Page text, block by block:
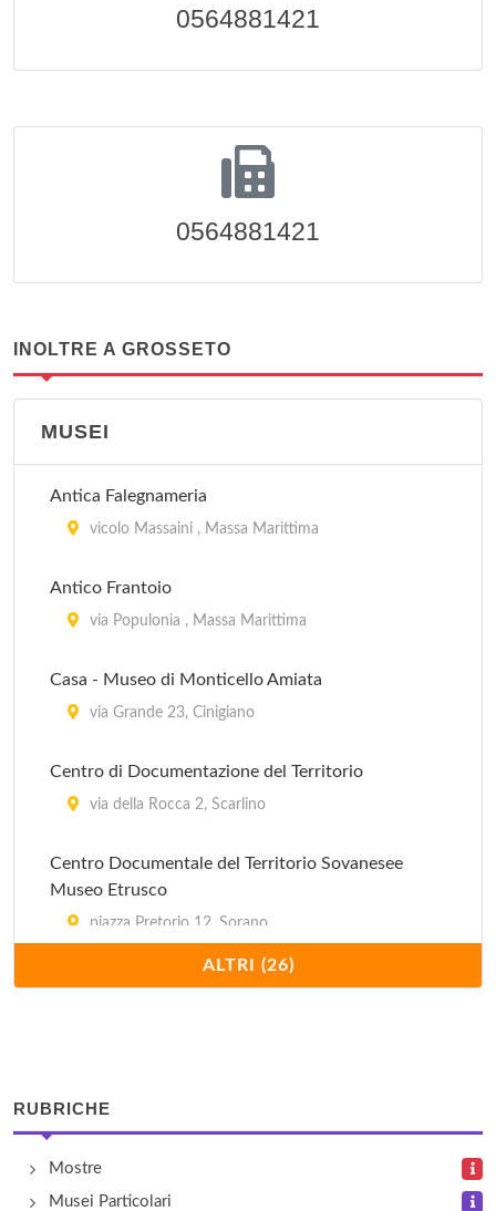
0564881421
0564881421
INOLTRE A GROSSETO
MUSEI
Antica Falegnameria
vicolo Massaini , Massa Marittima
Antico Frantoio
via Populonia , Massa Marittima
Casa - Museo di Monticello Amiata
via Grande 23, Cinigiano
Centro di Documentazione del Territorio
via della Rocca 2, Scarlino
Centro Documentale del Territorio Sovanesee
Museo Etrusco
piazza Pretorio 12, Sorano
il legno
In provincia di Grosseto, Regione Toscana
Memorie Sommerse - Archeologia Subacquea in
ALTRI (26)
RUBRICHE
Mostre
Musei Particolari